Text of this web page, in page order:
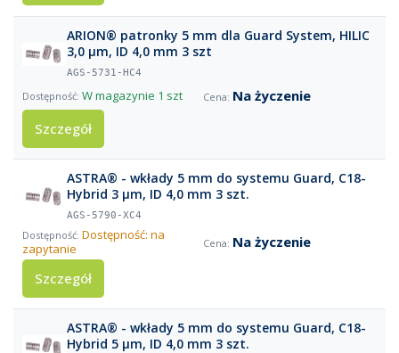
ARION® patronky 5 mm dla Guard System, HILIC
3,0 µm, ID 4,0 mm 3 szt
AGS-5731-HC4
W magazynie 1 szt
Na życzenie
Szczegół
ASTRA® - wkłady 5 mm do systemu Guard, C18-
Hybrid 3 µm, ID 4,0 mm 3 szt.
AGS-5790-XC4
Dostępność: na
zapytanie
Na życzenie
Szczegół
ASTRA® - wkłady 5 mm do systemu Guard, C18-
Hybrid 5 µm, ID 4,0 mm 3 szt.